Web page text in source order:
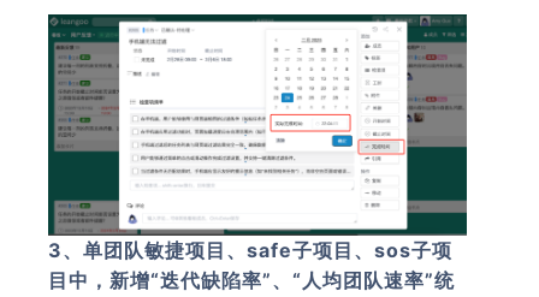
3、单团队敏捷项目、safe子项目、sos子项
目中，新增“迭代缺陷率”、“人均团队速率”统